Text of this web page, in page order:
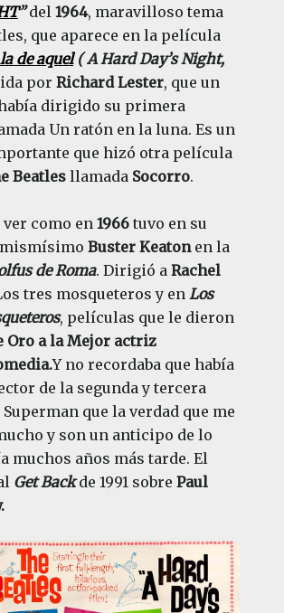
”del 1964, maravilloso tema
que aparece en la película
de aquel( A Hard Day’s Night,
por Richard Lester, que un
dirigido su primera
Un ratón en la luna. Es un
que hizó otra película
Beatles llamadaSocorro.
como en 1966tuvo en su
Buster Keatonen la
de Roma. Dirigió a Rachel
tres mosqueteros y en Los
, películas que le dieron
Oro a la Mejor actriz
Y no recordaba que había
de la segunda y tercera
que la verdad que me
y son un anticipo de lo
muchos años más tarde. El
Get Backde 1991 sobre Paul